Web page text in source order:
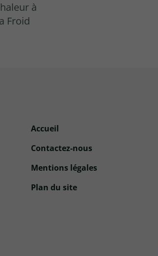
à
Froid
Accueil
Contactez-nous
Mentions légales
Plan du site